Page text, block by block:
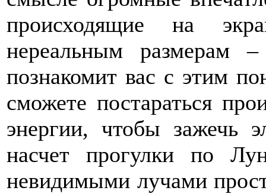
происходящие на
нереальным размерам
познакомит вас с этим
сможете постараться
энергии, чтобы зажечь
насчет прогулки по
невидимыми лучами